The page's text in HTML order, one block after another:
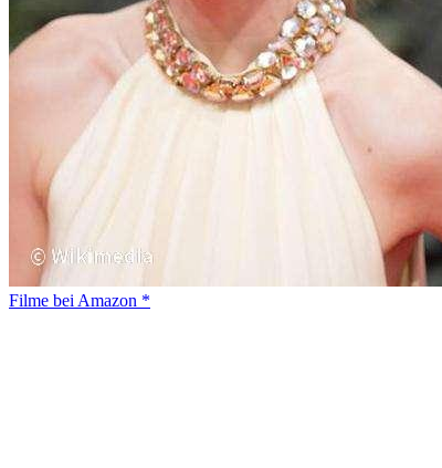
Filme bei Amazon *